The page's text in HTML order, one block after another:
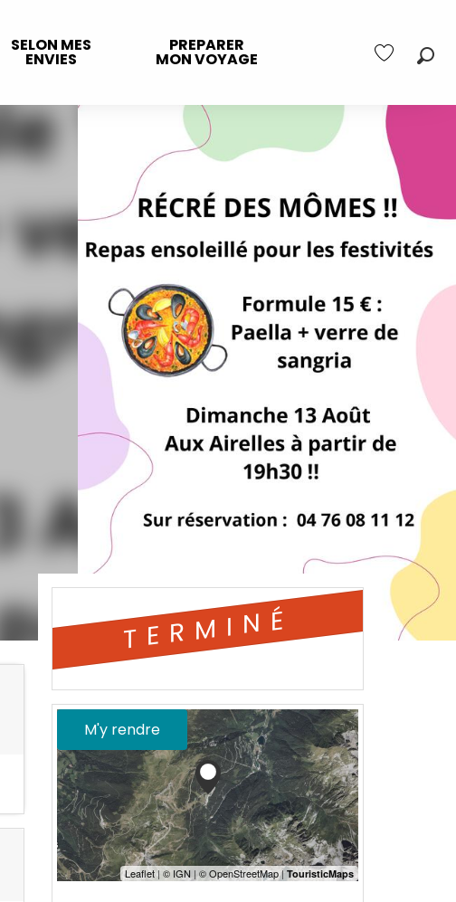
SELON MES
ENVIES
PREPARER
MON VOYAGE
TERMINÉ
M'y rendre